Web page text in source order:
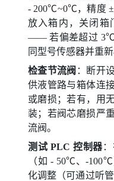
- 200℃~0℃，精度
放入箱内，关闭
—— 若偏差超过 3℃
同型号传感器并重新
检查节流阀 ：断开
供液管路与箱体连
或磨损；若有，用
装；若阀芯磨损严
流阀。
测试 PLC 控制器
（如 - 50℃、-
化调整（可通过听